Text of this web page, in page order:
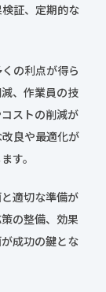
証、定期的な
の利点が得ら
、作業員の技
ストの削減が
良や最適化が
す。
適切な準備が
の整備、効果
成功の鍵とな